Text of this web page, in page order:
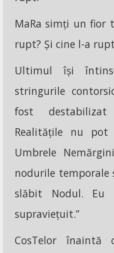
MaRa simți un fior
rupt? Și cine l-a
Ultimul își
stringurile
fost
Realitățile nu pot
Umbrele
nodurile temporale
slăbit Nodul.
supraviețuit.”
CosTelor